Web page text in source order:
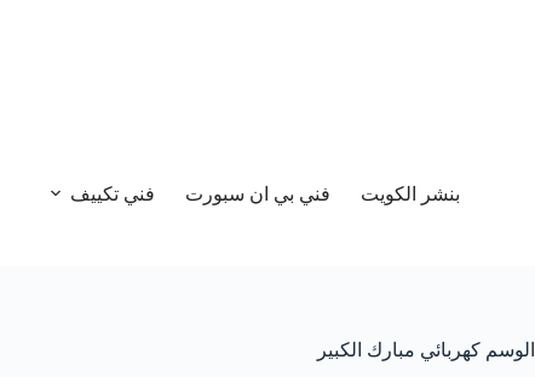
بنشر الكويت فني بي ان سبورت فني تكييف
الوسم كهربائي مبارك الكبير